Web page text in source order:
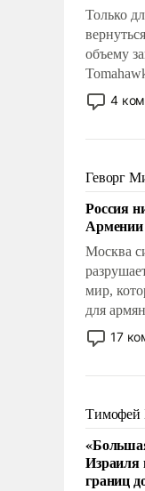
Только
объему
США
лет.
перед
4
Геворг
Россия
Армении
Москва
мир,
для
Мир, где политические
Еревану
нужно
17
Тимофей
Израиля
границ